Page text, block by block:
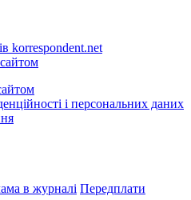
korrespondent.net
і персональних даних
в журналі Передплати